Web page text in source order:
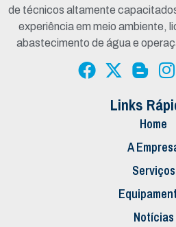
de técnicos altamente
experiência em meio ambiente,
abastecimento de água e
Links
Home
A
Serviços
Notícias